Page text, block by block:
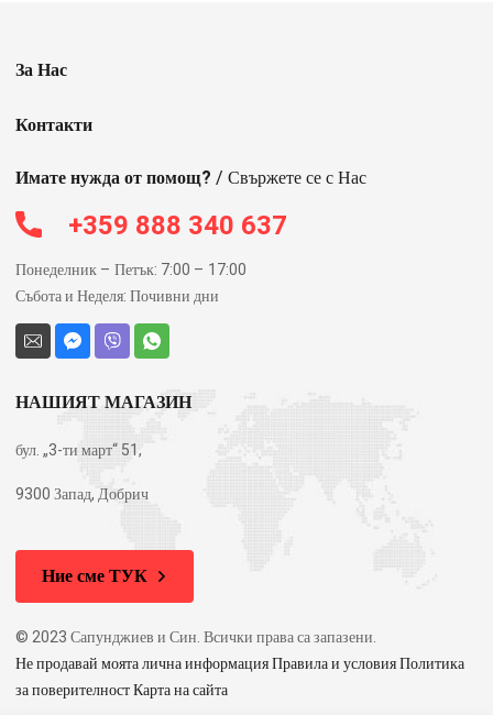
За Нас
Контакти
Имате нужда от помощ? / Свържете се с Нас
+359 888 340 637
Понеделник – Петък: 7:00 – 17:00
Събота и Неделя: Почивни дни
НАШИЯТ МАГАЗИН
бул. „3-ти март“ 51,
9300 Запад, Добрич
Ние сме ТУК
© 2023 Сапунджиев и Син. Всички права са запазени.
Не продавай моята лична информация Правила и условия Политика
за поверителност Карта на сайта